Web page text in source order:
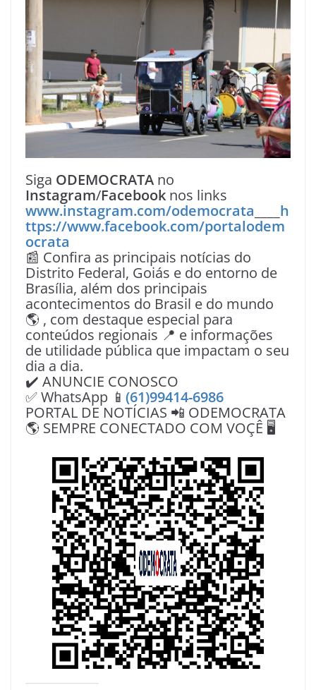
Siga ODEMOCRATA no
Instagram/Facebook nos links
www.instagram.com/odemocrata
h
ttps://www.facebook.com/portalodem
ocrata
📰 Confira as principais notícias do
Distrito Federal, Goiás e do entorno de
Brasília, além dos principais
acontecimentos do Brasil e do mundo
🌎 , com destaque especial para
conteúdos regionais 📍 e informações
de utilidade pública que impactam o seu
dia a dia.
✔️ ANUNCIE CONOSCO
✅ WhatsApp 📱 (61)99414-6986
PORTAL DE NOTÍCIAS 📲 ODEMOCRATA
🌎 SEMPRE CONECTADO COM VOÇÊ 🖥️